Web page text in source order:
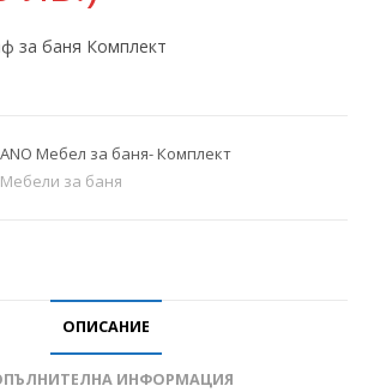
за баня Комплект
Мебел за баня- Комплект
Мебели за баня
ОПИСАНИЕ
ИНФОРМАЦИЯ